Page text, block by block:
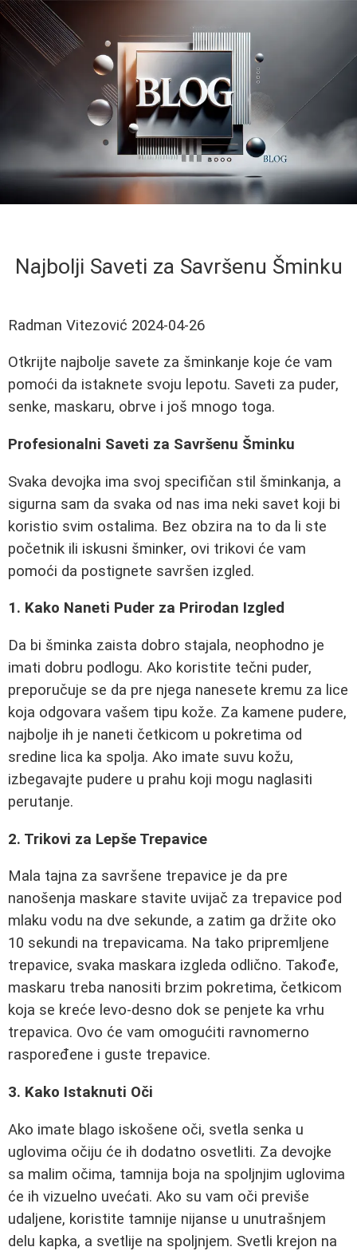
Najbolji Saveti za Savršenu Šminku
Radman Vitezović 2024-04-26
Otkrijte najbolje savete za šminkanje koje će vam
pomoći da istaknete svoju lepotu. Saveti za puder,
senke, maskaru, obrve i još mnogo toga.
Profesionalni Saveti za Savršenu Šminku
Svaka devojka ima svoj specifičan stil šminkanja, a
sigurna sam da svaka od nas ima neki savet koji bi
koristio svim ostalima. Bez obzira na to da li ste
početnik ili iskusni šminker, ovi trikovi će vam
pomoći da postignete savršen izgled.
1. Kako Naneti Puder za Prirodan Izgled
Da bi šminka zaista dobro stajala, neophodno je
imati dobru podlogu. Ako koristite tečni puder,
preporučuje se da pre njega nanesete kremu za lice
koja odgovara vašem tipu kože. Za kamene pudere,
najbolje ih je naneti četkicom u pokretima od
sredine lica ka spolja. Ako imate suvu kožu,
izbegavajte pudere u prahu koji mogu naglasiti
perutanje.
2. Trikovi za Lepše Trepavice
Mala tajna za savršene trepavice je da pre
nanošenja maskare stavite uvijač za trepavice pod
mlaku vodu na dve sekunde, a zatim ga držite oko
10 sekundi na trepavicama. Na tako pripremljene
trepavice, svaka maskara izgleda odlično. Takođe,
maskaru treba nanositi brzim pokretima, četkicom
koja se kreće levo-desno dok se penjete ka vrhu
trepavica. Ovo će vam omogućiti ravnomerno
raspoređene i guste trepavice.
3. Kako Istaknuti Oči
Ako imate blago iskošene oči, svetla senka u
uglovima očiju će ih dodatno osvetliti. Za devojke
sa malim očima, tamnija boja na spoljnjim uglovima
će ih vizuelno uvećati. Ako su vam oči previše
udaljene, koristite tamnije nijanse u unutrašnjem
delu kapka, a svetlije na spoljnjem. Svetli krejon na